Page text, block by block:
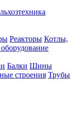
Реакторы Котлы,
Балки Шины
строения Трубы